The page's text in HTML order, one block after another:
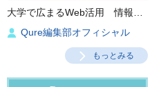
大学で広まるWeb活用 情報発信をより効果的にするための工夫とは
Qure編集部オフィシャル
もっとみる